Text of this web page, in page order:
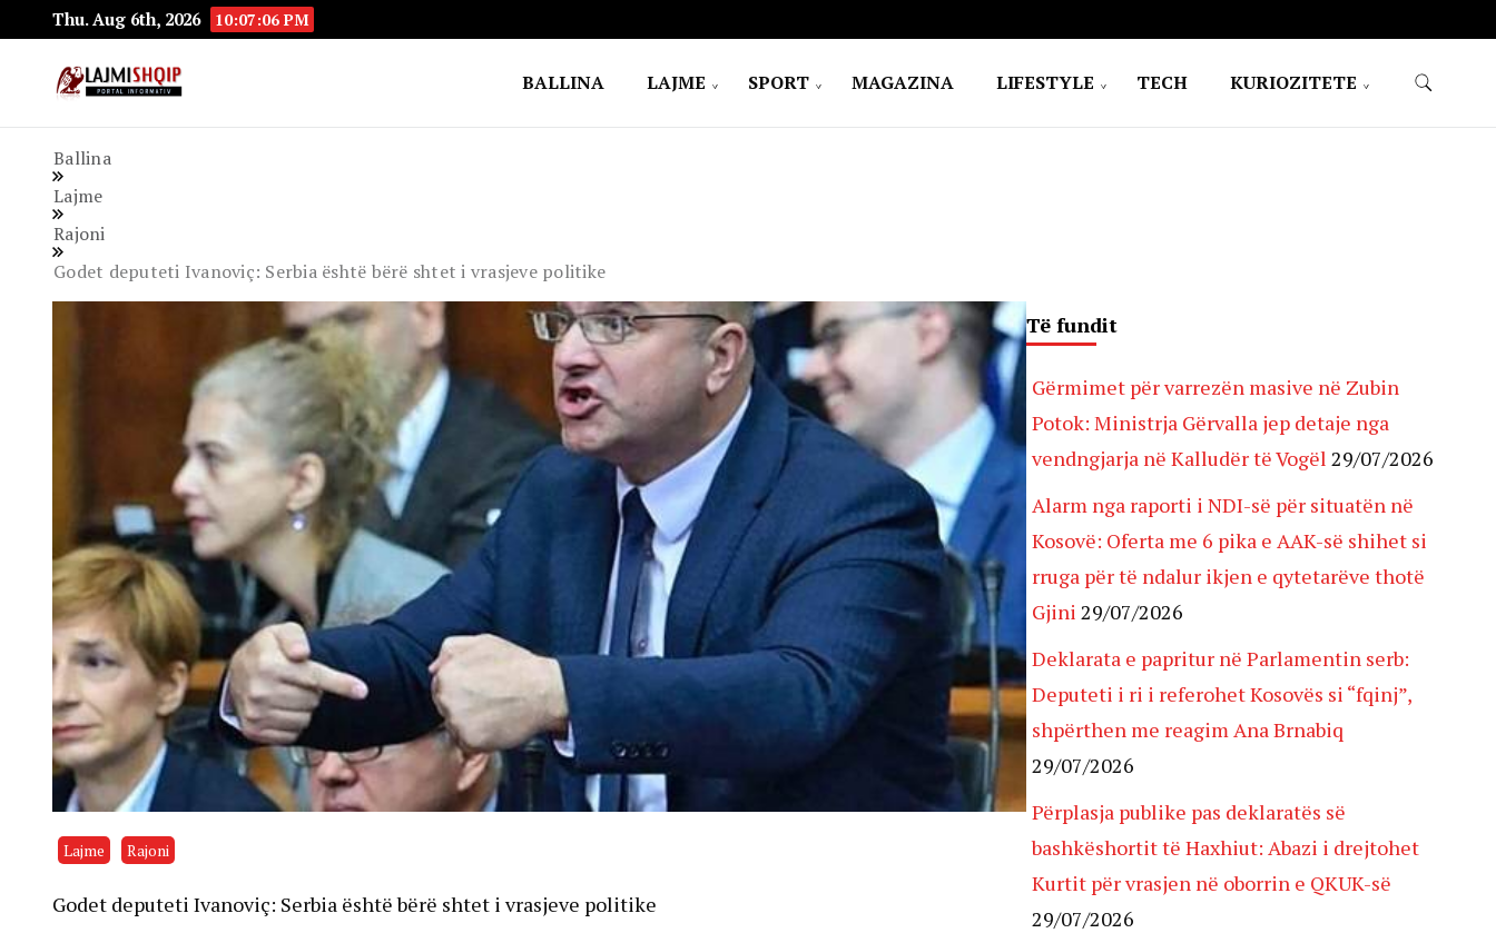
Thu. Aug 6th, 2026 10:07:07 PM
BALLINA LAJME SPORT MAGAZINA LIFESTYLE TECH KURIOZITETE
Ballina
Lajme
Rajoni
Godet deputeti Ivanoviç: Serbia është bërë shtet i vrasjeve politike
Lajme Rajoni
Godet deputeti Ivanoviç: Serbia është bërë shtet i vrasjeve politike
Të fundit
Gërmimet për varrezën masive në Zubin
Potok: Ministrja Gërvalla jep detaje nga
vendngjarja në Kalludër të Vogël 29/07/2026
Alarm nga raporti i NDI-së për situatën në
Kosovë: Oferta me 6 pika e AAK-së shihet si
rruga për të ndalur ikjen e qytetarëve thotë
Gjini 29/07/2026
Deklarata e papritur në Parlamentin serb:
Deputeti i ri i referohet Kosovës si “fqinj”,
shpërthen me reagim Ana Brnabiq
29/07/2026
Përplasja publike pas deklaratës së
bashkëshortit të Haxhiut: Abazi i drejtohet
Kurtit për vrasjen në oborrin e QKUK-së
29/07/2026